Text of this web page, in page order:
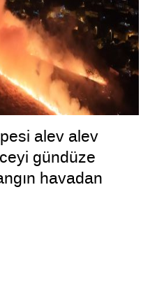
alev alev
gündüze
havadan